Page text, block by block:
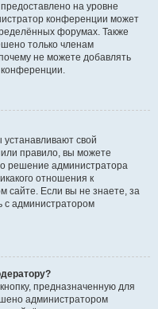
на уровне
конференции может
форумах. Также
только членам
не можете добавлять
свой
правило, вы можете
решение администратора
отношения к
сайте. Если вы не знаете, за
с администратором
предназначенную для
администратором